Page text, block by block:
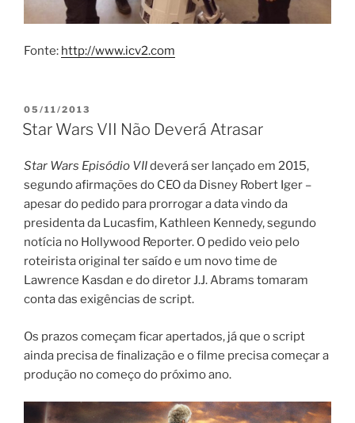
Fonte: http://www.icv2.com
PUBLICADO
EM
05/11/2013
Star Wars VII Não Deverá Atrasar
Star Wars Episódio VIIdeverá ser lançado em 2015,
segundo afirmações do CEO da Disney Robert Iger –
apesar do pedido para prorrogar a data vindo da
presidenta da Lucasfim, Kathleen Kennedy, segundo
notícia no Hollywood Reporter. O pedido veio pelo
roteirista original ter saído e um novo time de
Lawrence Kasdan e do diretor J.J. Abrams tomaram
conta das exigências de script.
Os prazos começam ficar apertados, já que o script
ainda precisa de finalização e o filme precisa começar a
produção no começo do próximo ano.